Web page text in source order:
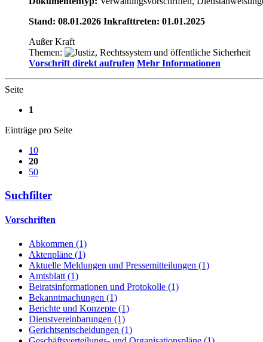
Stand: 08.01.2026 Inkrafttreten: 01.01.2025
Außer Kraft
Themen:
Vorschrift direkt aufrufen Mehr Informationen
Seite
1
Einträge pro Seite
10
20
50
Suchfilter
Vorschriften
Abkommen (1)
Aktenpläne (1)
Aktuelle Meldungen und Pressemitteilungen (1)
Amtsblatt (1)
Beiratsinformationen und Protokolle (1)
Bekanntmachungen (1)
Berichte und Konzepte (1)
Dienstvereinbarungen (1)
Gerichtsentscheidungen (1)